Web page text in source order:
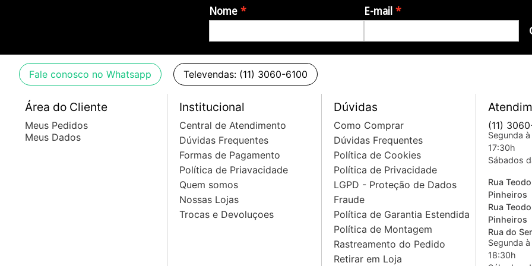
Nome E-mail
Fale conosco no Whatsapp Televendas: (11) 3060-6100
Área do Cliente
Meus Pedidos
Meus Dados
Institucional
Central de Atendimento
Dúvidas Frequentes
Formas de Pagamento
Política de Priavacidade
Quem somos
Nossas Lojas
Trocas e Devoluçoes
Dúvidas
Como Comprar
Dúvidas Frequentes
Política de Cookies
Política de Privacidade
LGPD - Proteção de Dados
Fraude
Política de Garantia Estendida
Política de Montagem
Rastreamento do Pedido
Retirar em Loja
(11)
Segunda
17:30h
Sábados
Rua
Pinheiros
Rua
Pinheiros
Rua do
Segunda
18:30h